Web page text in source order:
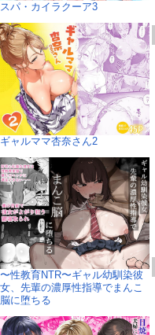
スパ・カイラクーア3
ギャルママ杏奈さん2
〜性教育NTR〜ギャル幼馴染彼
女、先輩の濃厚性指導でまんこ
脳に堕ちる